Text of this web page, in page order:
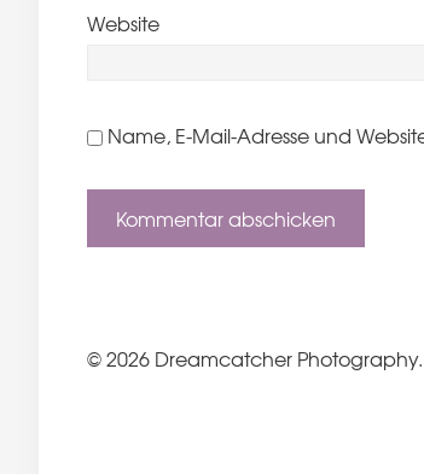
Website
Name, E-Mail-Adresse und
© 2026 Dreamcatcher